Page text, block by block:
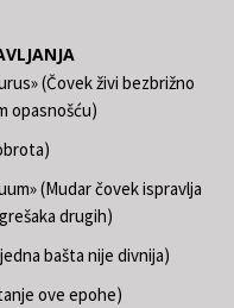
(Čovek živi bezbrižno
opasnošću)
(Mudar čovek ispravlja
drugih)
bašta nije divnija)
ove epohe)